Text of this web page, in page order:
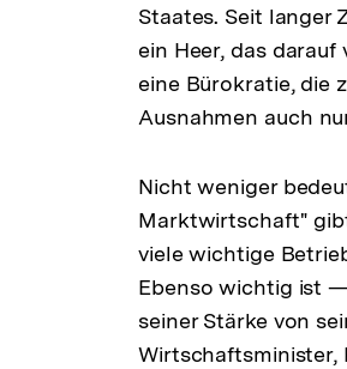
Staates. Seit langer
ein Heer, das
eine Bürokratie, die
Ausnahmen auch
Nicht weniger
Marktwirtschaft"
viele wichtige
Ebenso wichtig ist
seiner Stärke von
Wirtschaftsminister,